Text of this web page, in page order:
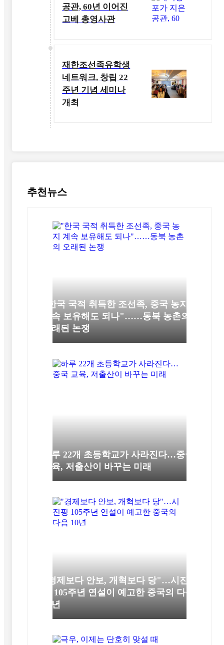
공관, 60년 이어진
고베 총영사관
재한조선족유학생
네트워크, 창립 22
주년 기념 세미나
개최
추천뉴스
"한국 국적 취득한 조선족, 중국 농지
계속 보유해도 되나"……동북 농촌의
오래된 논쟁
하루 22개 초등학교가 사라진다…중국
교육, 저출산이 바꾸는 미래
"경제보다 안보, 개혁보다 당"…시진
핑 105주년 연설이 예고한 중국의 다음
10년